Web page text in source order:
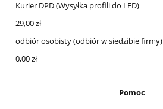
Kurier DPD(Wysyłka profili do LED)
29,00 zł
odbiór osobisty(odbiór w siedzibie firmy)
0,00 zł
Pomoc